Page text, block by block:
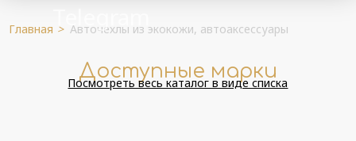
Главная > Авточехлы из экокожи, автоаксессуары
Доступные марки
Посмотреть весь каталог в виде списка